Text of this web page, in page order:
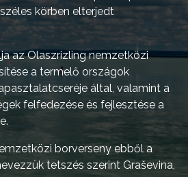
körben elterjedt
az Olaszrizling nemzetközi
a termelő országok
által, valamint a
felfedezése és fejlesztése a
borverseny ebből a
tetszés szerint Graševina,